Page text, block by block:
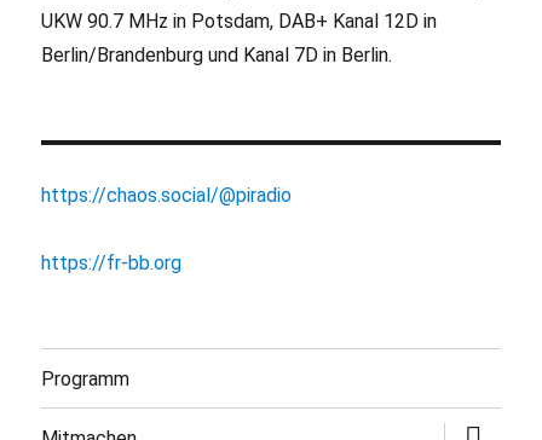
UKW 90.7 MHz in Potsdam, DAB+ Kanal 12D in
Berlin/Brandenburg und Kanal 7D in Berlin.
https://chaos.social/@piradio
https://fr-bb.org
Programm